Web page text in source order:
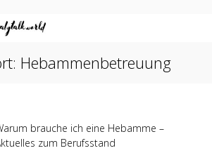
Hebammenbetreuung
brauche ich eine Hebamme –
zum Berufsstand